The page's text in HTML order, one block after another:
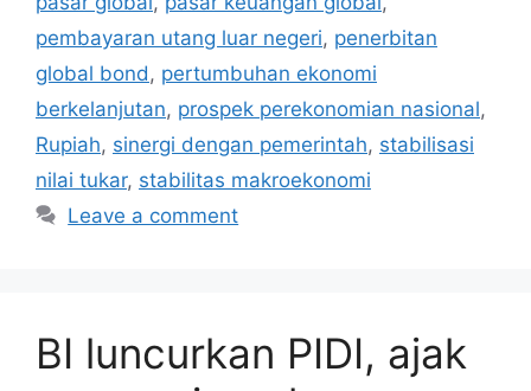
pembayaran utang luar negeri, penerbitan
global bond, pertumbuhan ekonomi
berkelanjutan, prospek perekonomian nasional,
Rupiah, sinergi dengan pemerintah, stabilisasi
nilai tukar, stabilitas makroekonomi
Leave a comment
BI luncurkan PIDI, ajak